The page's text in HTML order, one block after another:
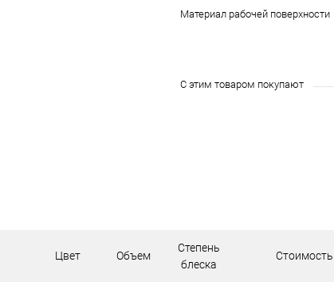
Материал рабочей поверхности
С этим товаром покупают
Цвет Объем
Степень
блеска
Стоимость